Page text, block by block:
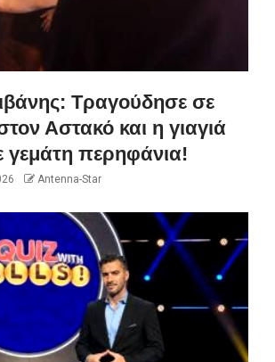
Τραγούδησε σε
Αστακό και η γιαγιά
γεμάτη περηφάνια!
Antenna-Star